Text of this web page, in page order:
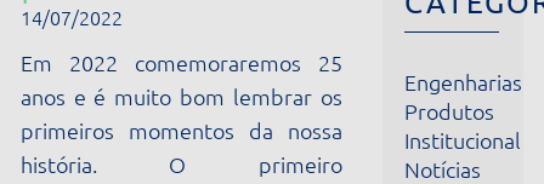
Em 2022 comemoraremos 25
primeiros momentos da nossa
história. O primeiro
equipamento produzido por nós
foi o Plano Inclinado EQ001. O Sr.
Engenharias
Institucional
Notícias
Ensino
experimental